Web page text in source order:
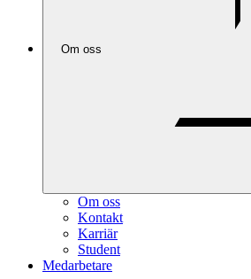
Om oss
Om oss
Kontakt
Karriär
Student
Medarbetare